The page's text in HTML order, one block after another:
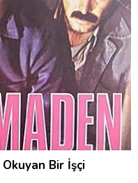
Bir İşçi